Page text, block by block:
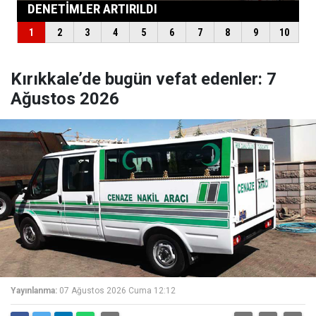
Kırıkkale’de bugün vefat edenler: 7
Ağustos 2026
Yayınlanma: 07 Ağustos 2026 Cuma 12:12